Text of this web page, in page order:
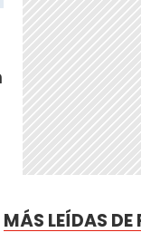
MÁS LEÍDAS DE